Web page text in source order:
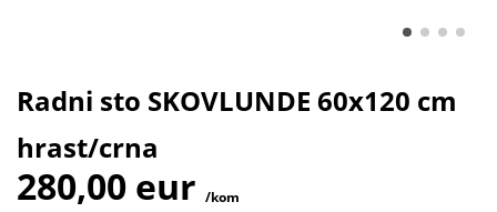
Radni sto SKOVLUNDE 60x120 cm
hrast/crna
280,00 eur /kom